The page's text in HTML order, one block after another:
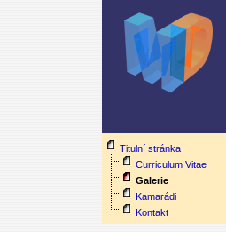
Martin Děcký –
Galerie
Titulní stránka
Curriculum Vitae
Galerie
Kamarádi
Kontakt